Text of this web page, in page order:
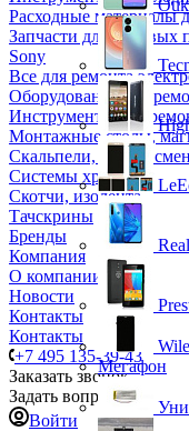
Расходные материалы
Запчасти для игровых
Sony
Все для ремонта
Оборудование для
Инструменты для
Монтажные столы,
Скальпели, лезвия
Системы хранения
Скотчи, изолента
Тачскрины
Бренды
Компания
О компании
Новости
Контакты
Контакты
+7 495 135-39-43
Заказать звонок
Задать вопрос
Войти
Мегафон